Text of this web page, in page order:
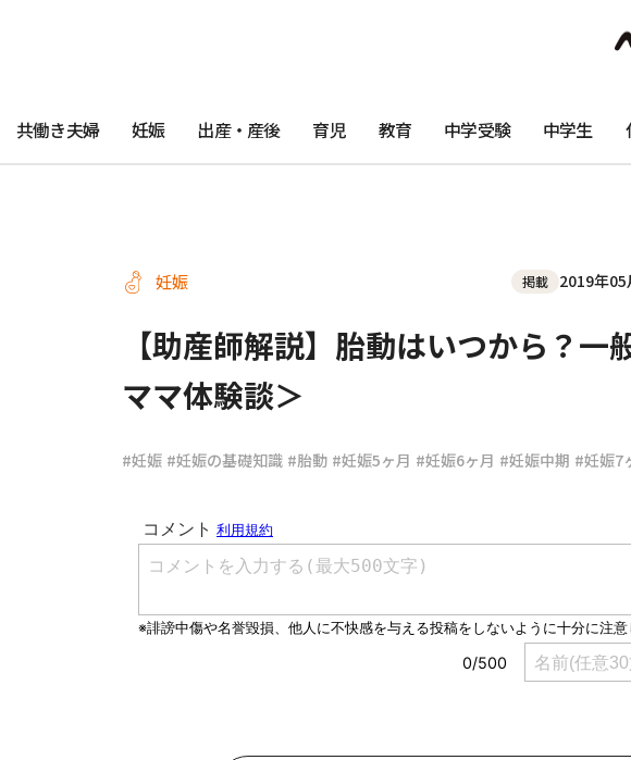
#ワンオペ育児 #コミックエッセイ
#渡邊大地の令和的ワーパパ道 #ベビーニュース
共働き夫婦 妊娠 出産・産後 育児 教育 中学受験 中学生
妊娠 掲載 2019年
【助産師解説】胎動はいつから？一
ママ体験談＞
#妊娠 #妊娠の基礎知識 #胎動 #妊娠5ヶ月 #妊娠6ヶ月 #妊娠中期 #妊娠7